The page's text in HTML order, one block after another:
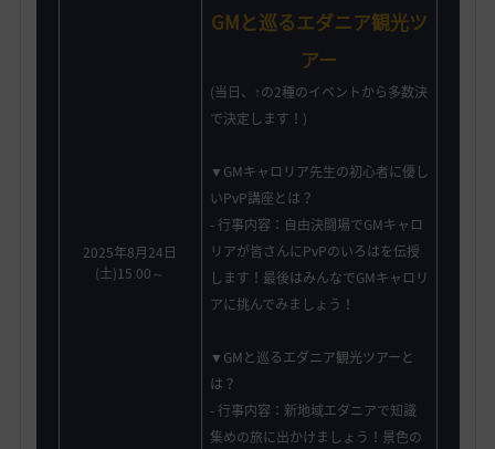
2025年8月24日
(土)15ː00～
GMと巡るエダニア観光ツ
アー
(当日、↑の2種のイベントから多数決
で決定します！)
▼GMキャロリア先生の初心者に優し
いPvP講座とは？
- 行事内容：自由決闘場でGMキャロ
リアが皆さんにPvPのいろはを伝授
します！最後はみんなでGMキャロリ
アに挑んでみましょう！
▼GMと巡るエダニア観光ツアーと
は？
- 行事内容：新地域エダニアで知識
集めの旅に出かけましょう！景色の